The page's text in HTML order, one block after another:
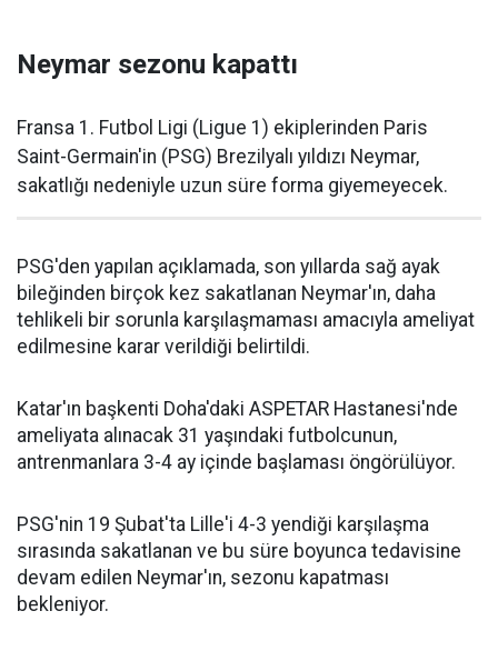
Neymar sezonu kapattı
Fransa 1. Futbol Ligi (Ligue 1) ekiplerinden Paris
Saint-Germain'in (PSG) Brezilyalı yıldızı Neymar,
sakatlığı nedeniyle uzun süre forma giyemeyecek.
PSG'den yapılan açıklamada, son yıllarda sağ ayak
bileğinden birçok kez sakatlanan Neymar'ın, daha
tehlikeli bir sorunla karşılaşmaması amacıyla ameliyat
edilmesine karar verildiği belirtildi.
Katar'ın başkenti Doha'daki ASPETAR Hastanesi'nde
ameliyata alınacak 31 yaşındaki futbolcunun,
antrenmanlara 3-4 ay içinde başlaması öngörülüyor.
PSG'nin 19 Şubat'ta Lille'i 4-3 yendiği karşılaşma
sırasında sakatlanan ve bu süre boyunca tedavisine
devam edilen Neymar'ın, sezonu kapatması
bekleniyor.